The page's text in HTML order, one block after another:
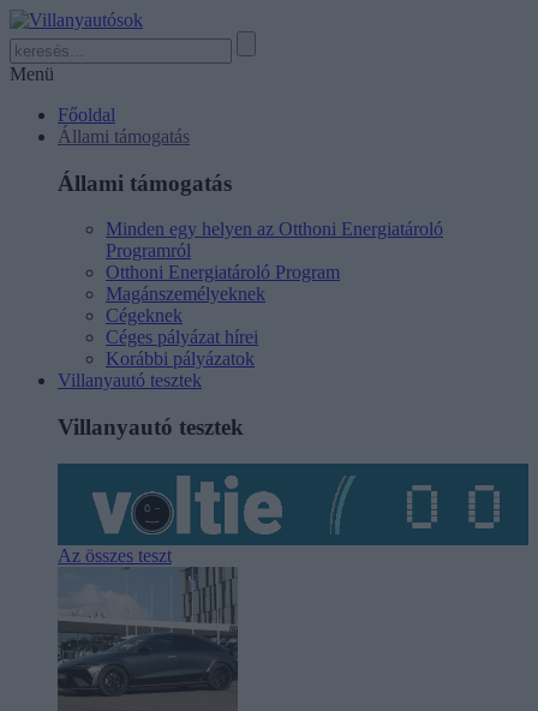
Menü
Főoldal
Állami támogatás
Állami támogatás
Minden egy helyen az Otthoni Energiatároló
Programról
Otthoni Energiatároló Program
Magánszemélyeknek
Cégeknek
Céges pályázat hírei
Korábbi pályázatok
Villanyautó tesztek
Villanyautó tesztek
Az összes teszt